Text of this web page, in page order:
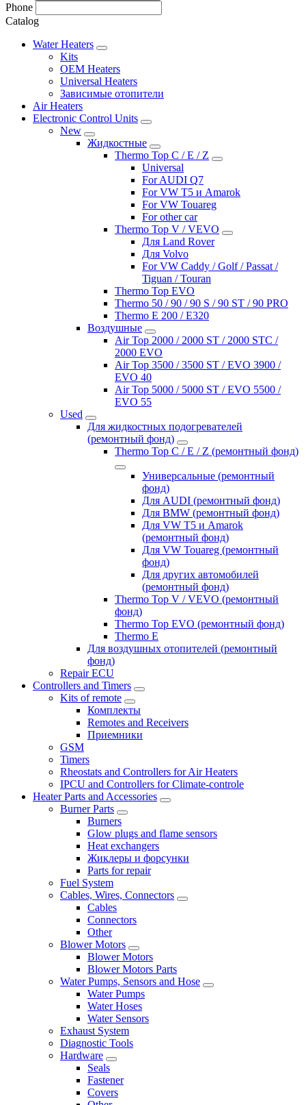
Phone
Catalog
Water Heaters
Kits
OEM Heaters
Universal Heaters
Зависимые отопители
Air Heaters
Electronic Control Units
New
Жидкостные
Thermo Top C / E / Z
Universal
For AUDI Q7
For VW T5 и Amarok
For VW Touareg
For other car
Thermo Top V / VEVO
Для Land Rover
Для Volvo
For VW Caddy / Golf / Passat /
Tiguan / Touran
Thermo Top EVO
Thermo 50 / 90 / 90 S / 90 ST / 90 PRO
Thermo E 200 / E320
Воздушные
Air Top 2000 / 2000 ST / 2000 STC /
2000 EVO
Air Top 3500 / 3500 ST / EVO 3900 /
EVO 40
Air Top 5000 / 5000 ST / EVO 5500 /
EVO 55
Used
Для жидкостных подогревателей
(ремонтный фонд)
Thermo Top C / E / Z (ремонтный фонд)
Универсальные (ремонтный
фонд)
Для AUDI (ремонтный фонд)
Для BMW (ремонтный фонд)
Для VW T5 и Amarok
(ремонтный фонд)
Для VW Touareg (ремонтный
фонд)
Для других автомобилей
(ремонтный фонд)
Thermo Top V / VEVO (ремонтный
фонд)
Thermo Top EVO (ремонтный фонд)
Thermo E
Для воздушных отопителей (ремонтный
фонд)
Repair ECU
Controllers and Timers
Kits of remote
Комплекты
Remotes and Receivers
Приемники
GSM
Timers
Rheostats and Controllers for Air Heaters
IPCU and Controllers for Climate-controle
Heater Parts and Accessories
Burner Parts
Burners
Glow plugs and flame sensors
Heat exchangers
Жиклеры и форсунки
Parts for repair
Fuel System
Cables, Wires, Connectors
Cables
Connectors
Other
Blower Motors
Blower Motors
Blower Motors Parts
Water Pumps, Sensors and Hose
Water Pumps
Water Hoses
Water Sensors
Exhaust System
Diagnostic Tools
Hardware
Seals
Fastener
Covers